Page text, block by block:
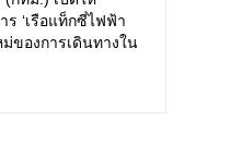
‘เรือแท็กซี่ไฟฟ้า
ม่ของการเดินทางใน
MuvMi (มูฟมี)